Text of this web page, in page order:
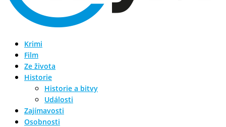
Krimi
Film
Ze života
Historie
Historie a bitvy
Události
Zajímavosti
Osobnosti